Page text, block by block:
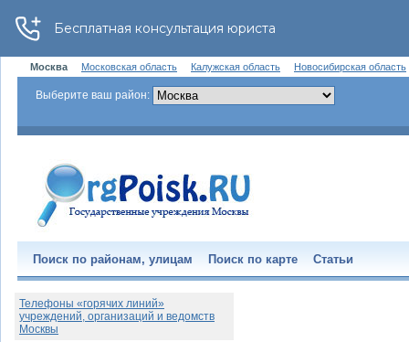
Москва Московская область Калужская область Новосибирская область
Выберите ваш район:
Поиск по районам, улицам Поиск по карте Статьи
Телефоны «горячих линий»
учреждений, организаций и ведомств
Москвы